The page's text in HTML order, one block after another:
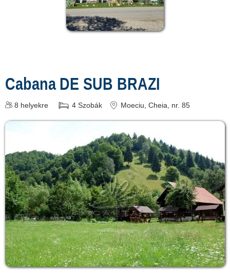
Cabana DE SUB BRAZI
8 helyekre 4 Szobák Moeciu , Cheia, nr. 85